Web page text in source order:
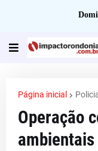
Página inicial
Operação